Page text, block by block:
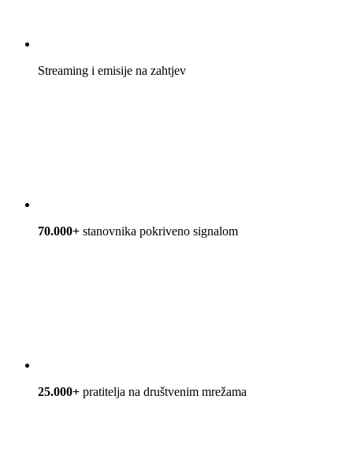
Streaming i emisije na zahtjev
70.000+ stanovnika pokriveno signalom
25.000+ pratitelja na društvenim mrežama